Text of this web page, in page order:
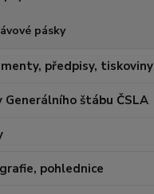
pásky
předpisy, tiskoviny
Generálního štábu ČSLA
pohlednice